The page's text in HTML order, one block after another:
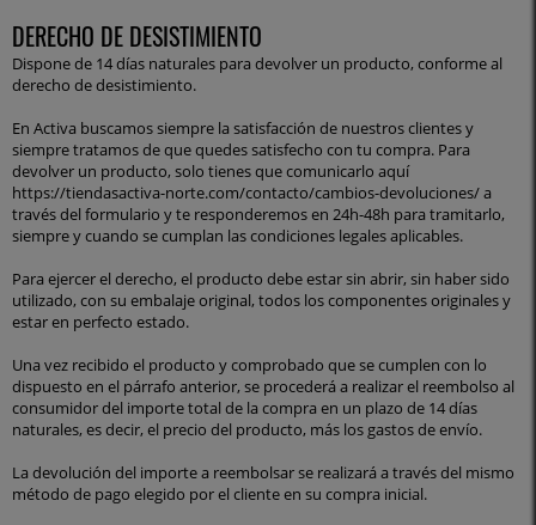
DERECHO DE DESISTIMIENTO
Dispone de 14 días naturales para devolver un producto, conforme al
derecho de desistimiento.
En Activa buscamos siempre la satisfacción de nuestros clientes y
siempre tratamos de que quedes satisfecho con tu compra. Para
devolver un producto, solo tienes que comunicarlo aquí
https://tiendasactiva-norte.com/contacto/cambios-devoluciones/a
través del formulario y te responderemos en 24h-48h para tramitarlo,
siempre y cuando se cumplan las condiciones legales aplicables.
Para ejercer el derecho, el producto debe estar sin abrir, sin haber sido
utilizado, con su embalaje original, todos los componentes originales y
estar en perfecto estado.
Una vez recibido el producto y comprobado que se cumplen con lo
dispuesto en el párrafo anterior, se procederá a realizar el reembolso al
consumidor del importe total de la compra en un plazo de 14 días
naturales, es decir, el precio del producto, más los gastos de envío.
La devolución del importe a reembolsar se realizará a través del mismo
método de pago elegido por el cliente en su compra inicial.